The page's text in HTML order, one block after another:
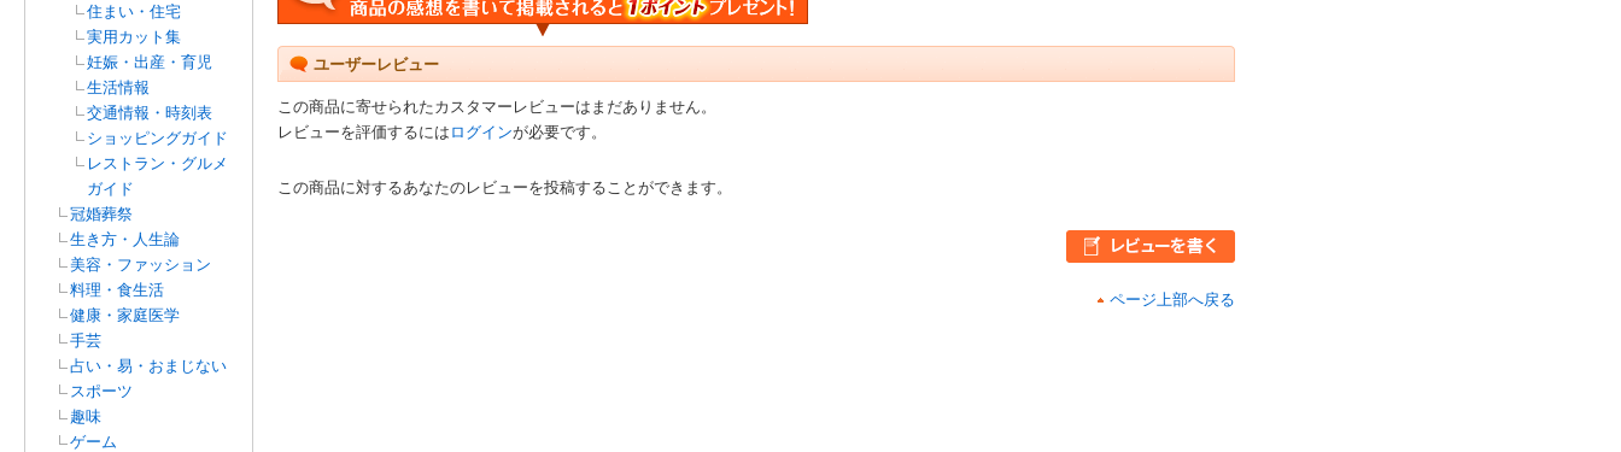
住まい・住宅
実用カット集
妊娠・出産・育児
生活情報
交通情報・時刻表
ショッピングガイド
レストラン・グルメ
ガイド
冠婚葬祭
生き方・人生論
美容・ファッション
料理・食生活
健康・家庭医学
手芸
占い・易・おまじない
スポーツ
趣味
ゲーム
ユーザーレビュー
この商品に寄せられたカスタマーレビューはまだありません。
レビューを評価するには ログインが必要です。
この商品に対するあなたのレビューを投稿することができます。
ページ上部へ戻る